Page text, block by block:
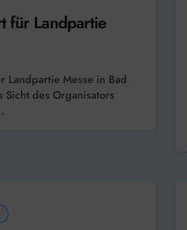
für Landpartie
Sicht des Organisators